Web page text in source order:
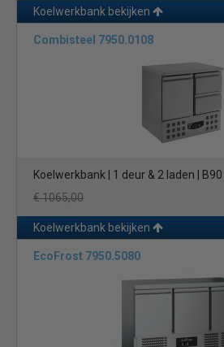
tot +32°C
tot +38°C Klimaatklasse T =
Koelwerkbank bekijken
Combisteel 7950.0108
Koelwerkbank | 1 deur & 2 laden |
€ 1065,00
Koelwerkbank bekijken
EcoFrost 7950.5080